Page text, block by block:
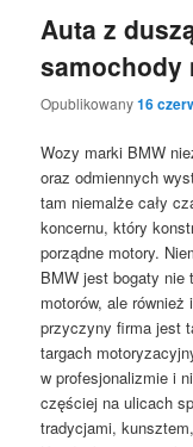
Auta z
samochody
Opublikowany16
Wozy marki BMW
oraz odmiennych
tam niemalże cały
koncernu, który
porządne motory.
BMW jest bogaty nie
motorów, ale
przyczyny firma jest
targach
w profesjonalizmie i
częściej na ulicach
tradycjami,